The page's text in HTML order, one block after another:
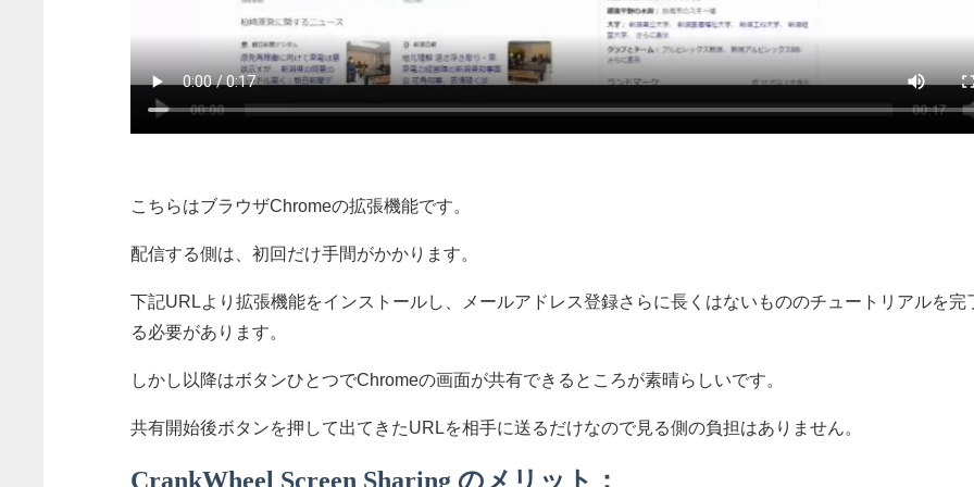
こちらはブラウザChromeの拡張機能です。
配信する側は、初回だけ手間がかかります。
下記URLより拡張機能をインストールし、メールアドレス登録さらに長くはないもののチュートリアルを完
る必要があります。
しかし以降はボタンひとつでChromeの画面が共有できるところが素晴らしいです。
共有開始後ボタンを押して出てきたURLを相手に送るだけなので見る側の負担はありません。
CrankWheel Screen Sharing のメリット：